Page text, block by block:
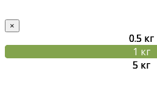
0.5 кг
1 кг
5 кг
0.5 кг
1 кг
5 кг
0.5 кг
1 кг
5 кг
×
Товар добавлен в корзину!